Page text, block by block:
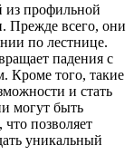
из профильной
Прежде всего, они
по лестнице.
падения с
Кроме того, такие
и стать
могут быть
позволяет
уникальный